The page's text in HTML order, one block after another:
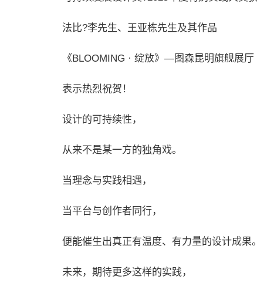
法比?李先生、王亚栋先生及其作品
《BLOOMING · 绽放》—图森昆明旗舰展厅
表示热烈祝贺！
设计的可持续性，
从来不是某一方的独角戏。
当理念与实践相遇，
当平台与创作者同行，
便能催生出真正有温度、有力量的设计成果。
未来，期待更多这样的实践，